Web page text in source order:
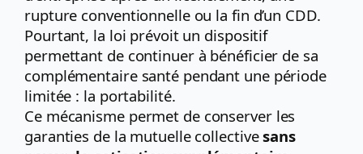
rupture conventionnelle ou la fin d’un CDD.
Pourtant, la loi prévoit un dispositif
permettant de continuer à bénéficier de sa
complémentaire santé pendant une période
limitée : la portabilité.
Ce mécanisme permet de conserver les
garanties de la mutuelle collectivesans